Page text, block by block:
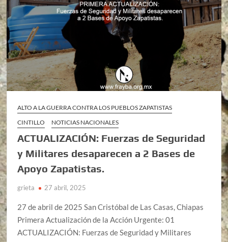
ALTO A LA GUERRA CONTRA LOS PUEBLOS ZAPATISTAS
CINTILLO
NOTICIAS NACIONALES
ACTUALIZACIÓN: Fuerzas de Seguridad
y Militares desaparecen a 2 Bases de
Apoyo Zapatistas.
grieta 27 abril, 2025
27 de abril de 2025 San Cristóbal de Las Casas, Chiapas
Primera Actualización de la Acción Urgente: 01
ACTUALIZACIÓN: Fuerzas de Seguridad y Militares